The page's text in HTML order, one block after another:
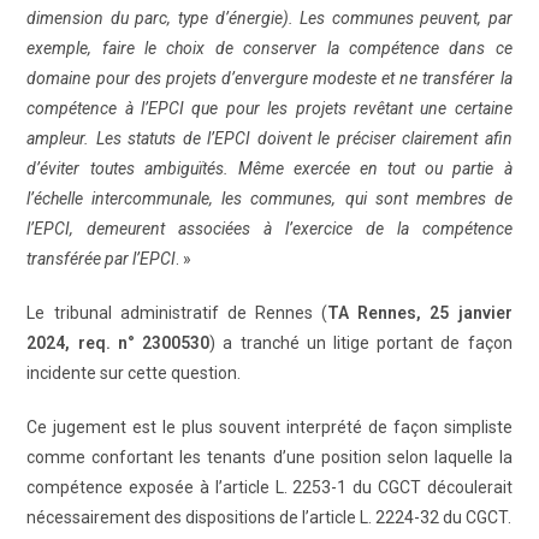
dimension du parc, type d’énergie). Les communes peuvent, par
exemple, faire le choix de conserver la compétence dans ce
domaine pour des projets d’envergure modeste et ne transférer la
compétence à l’EPCI que pour les projets revêtant une certaine
ampleur. Les statuts de l’EPCI doivent le préciser clairement afin
d’éviter toutes ambiguïtés. Même exercée en tout ou partie à
l’échelle intercommunale, les communes, qui sont membres de
l’EPCI, demeurent associées à l’exercice de la compétence
transférée par l’EPCI . »
Le tribunal administratif de Rennes (TA Rennes, 25 janvier
2024, req. n° 2300530) a tranché un litige portant de façon
incidente sur cette question.
Ce jugement est le plus souvent interprété de façon simpliste
comme confortant les tenants d’une position selon laquelle la
compétence exposée à l’article L. 2253-1 du CGCT découlerait
nécessairement des dispositions de l’article L. 2224-32 du CGCT.